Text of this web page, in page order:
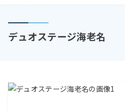
に
プ
デュオステージ海老名